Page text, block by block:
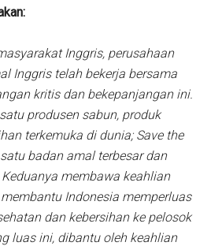
Inggris, perusahaan
Inggris telah bekerja bersama
kritis dan bekepanjangan ini.
produsen sabun, produk
terkemuka di dunia; Save the
badan amal terbesar dan
membawa keahlian
Indonesia memperluas
dan kebersihan ke pelosok
luas ini, dibantu oleh keahlian